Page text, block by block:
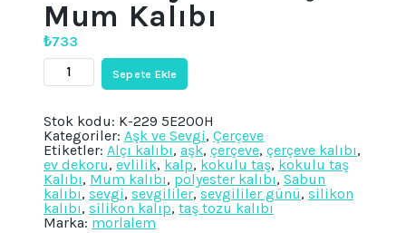
Mum Kalıbı
₺733
Kalp
Çerçeve
Fiyonk
Kabartma
Silikon
Kalıp
K-
229,
Taş
Tozu
Sepete Ekle
Stok kodu: K-229 5E200H
Kategoriler: Aşk ve Sevgi, Çerçeve
Etiketler: Alçı kalıbı, aşk, çerçeve, çerçeve kalıbı,
ev dekoru, evlilik, kalp, kokulu taş, kokulu taş
Kalıbı, Mum kalıbı, polyester kalıbı, Sabun
kalıbı, sevgi, sevgililer,sevgililer günü, silikon
kalıbı, silikon kalıp, taş tozu kalıbı
Marka: morlalem